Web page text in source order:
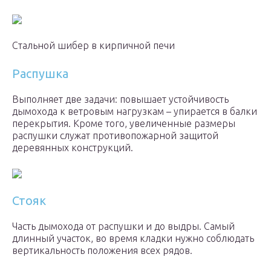
Стальной шибер в кирпичной печи
Распушка
Выполняет две задачи: повышает устойчивость
дымохода к ветровым нагрузкам – упирается в балки
перекрытия. Кроме того, увеличенные размеры
распушки служат противопожарной защитой
деревянных конструкций.
Стояк
Часть дымохода от распушки и до выдры. Самый
длинный участок, во время кладки нужно соблюдать
вертикальность положения всех рядов.